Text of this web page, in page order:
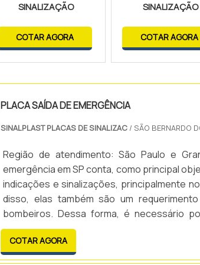
SINALIZAÇÃO
COTAR AGORA
SINALIZAÇÃO
COTAR AGORA
PLACA SAÍDA DE EMERGÊNCIA
SINALPLAST PLACAS DE SINALIZAC / SÃO BERNARDO
Região de atendimento: São Paulo e
emergência em SP conta, como principal
indicações e sinalizações, principalmente
disso, elas também são um
bombeiros. Dessa forma, é necessário
correta para a vistoria ser aprovada.O
produto...
COTAR AGORA